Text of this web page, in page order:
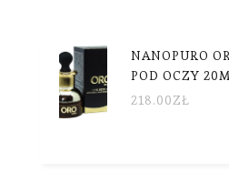
NANOPURO
POD OCZY
218.00ZŁ